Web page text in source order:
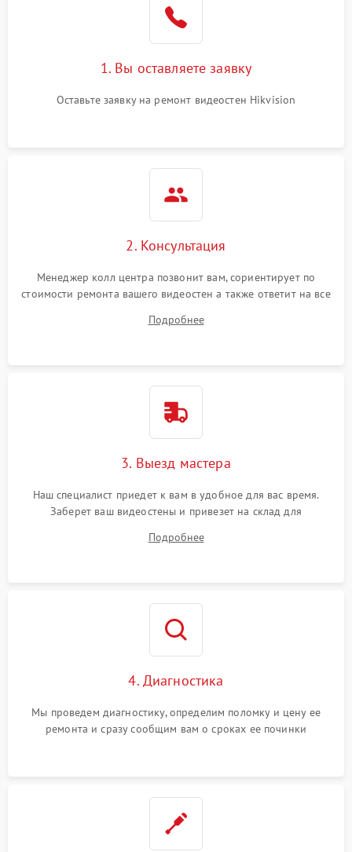
1. Вы оставляете заявку
Оставьте заявку на ремонт видеостен Hikvision
2. Консультация
Менеджер колл центра позвонит вам, сориентирует по
стоимости ремонта вашего видеостен а также ответит на все
Подробнее
3. Выезд мастера
Наш специалист приедет к вам в удобное для вас время.
Заберет ваш видеостены и привезет на склад для
Подробнее
4. Диагностика
Мы проведем диагностику, определим поломку и цену ее
ремонта и сразу сообщим вам о сроках ее починки